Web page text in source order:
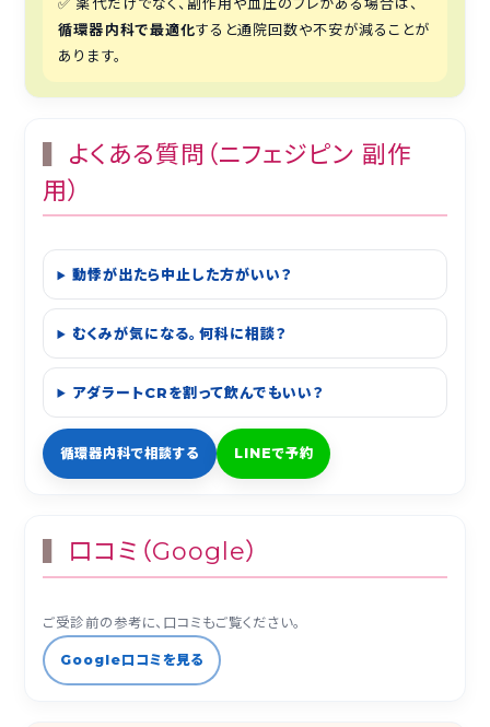
循環器内科で最適化すると通院回数や不安が減ることが
あります。
よくある質問（ニフェジピン 副作
用）
動悸が出たら中止した方がいい？
むくみが気になる。何科に相談？
アダラートCRを割って飲んでもいい？
循環器内科で相談する LINEで予約
口コミ（Google）
ご受診前の参考に、口コミもご覧ください。
Google口コミを見る